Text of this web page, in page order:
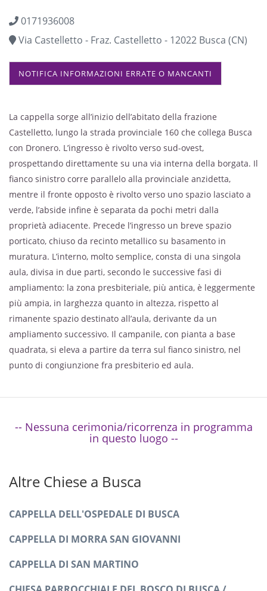
0171936008
Via Castelletto - Fraz. Castelletto - 12022 Busca (CN)
NOTIFICA INFORMAZIONI ERRATE O MANCANTI
La cappella sorge all’inizio dell’abitato della frazione
Castelletto, lungo la strada provinciale 160 che collega Busca
con Dronero. L’ingresso è rivolto verso sud-ovest,
prospettando direttamente su una via interna della borgata. Il
fianco sinistro corre parallelo alla provinciale anzidetta,
mentre il fronte opposto è rivolto verso uno spazio lasciato a
verde, l’abside infine è separata da pochi metri dalla
proprietà adiacente. Precede l’ingresso un breve spazio
porticato, chiuso da recinto metallico su basamento in
muratura. L’interno, molto semplice, consta di una singola
aula, divisa in due parti, secondo le successive fasi di
ampliamento: la zona presbiteriale, più antica, è leggermente
più ampia, in larghezza quanto in altezza, rispetto al
rimanente spazio destinato all’aula, derivante da un
ampliamento successivo. Il campanile, con pianta a base
quadrata, si eleva a partire da terra sul fianco sinistro, nel
punto di congiunzione fra presbiterio ed aula.
Altre Chiese a Busca
CAPPELLA DELL'OSPEDALE DI BUSCA
CAPPELLA DI MORRA SAN GIOVANNI
CAPPELLA DI SAN MARTINO
-- Nessuna cerimonia/ricorrenza in programma
in questo luogo --